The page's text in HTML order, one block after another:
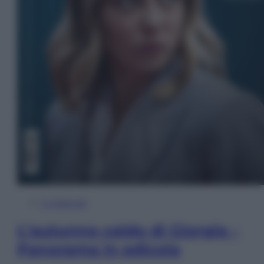
L’autunno caldo di Giorgia –